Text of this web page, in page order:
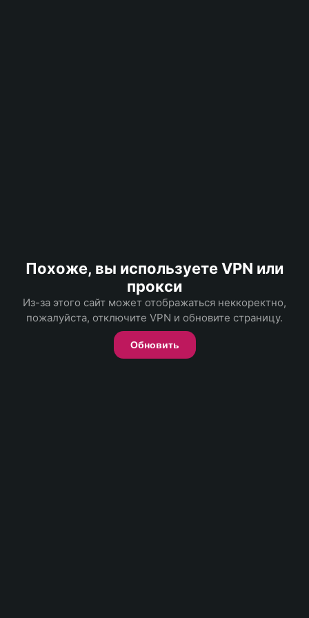
Похоже, вы используете VPN или
прокси
Из-за этого сайт может отображаться неккоректно,
пожалуйста, отключите VPN и обновите страницу.
Обновить